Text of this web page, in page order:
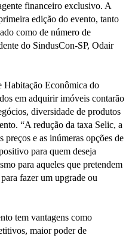
financeiro exclusivo. A
edição do evento, tanto
como de número de
do SindusCon-SP, Odair
Habitação Econômica do
em adquirir imóveis contarão
diversidade de produtos
“A redução da taxa Selic, a
e as inúmeras opções de
para quem deseja
para aqueles que pretendem
fazer um upgrade ou
tem vantagens como
maior poder de